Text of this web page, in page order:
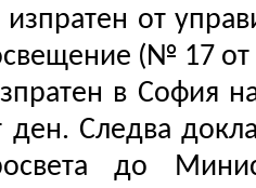
от
(№ 17 от
в София
ден. Следва
до